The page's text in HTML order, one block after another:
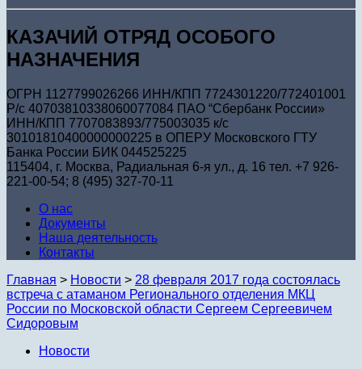
КАЗАЧИЙ ОТРЯД ОСОБОГО
НАЗНАЧЕНИЯ
ОГРН 1127799026266 ИНН/КПП 7724301220/772401001
Р/с 40703810338060077084 ПАО “Сбербанк России»
ИНН/КПП 7707083893/775003035 к/с
30101810400000000225 в ОПЕРУ Московского ГТУ
Банка России БИК 044525225
115404, г. Москва, Радиальная 6-я ул., д. 16 тел. +7 926-
221-00-54; 8 (495) 327-70-11
О нас
Документы
Наша деятельность
Контакты
Главная > Новости > 28 февраля 2017 года состоялась
встреча с атаманом Регионального отделения МКЦ
России по Московской области Сергеем Сергеевичем
Сидоровым
Новости